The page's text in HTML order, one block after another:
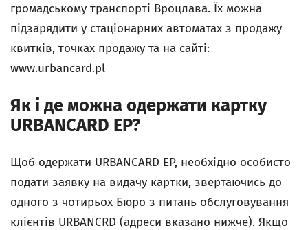
громадському транспорті Вроцлава. Їх можна
підзарядити у стаціонарних автоматах з продажу
квитків, точках продажу та на сайті:
www.urbancard.pl
Як і де можна одержати картку
URBANCARD EP?
Щоб одержати URBANCARD EP, необхідно особисто
подати заявку на видачу картки, звертаючись до
одного з чотирьох Бюро з питань обслуговування
клієнтів URBANCRD (адреси вказано нижче). Якщо